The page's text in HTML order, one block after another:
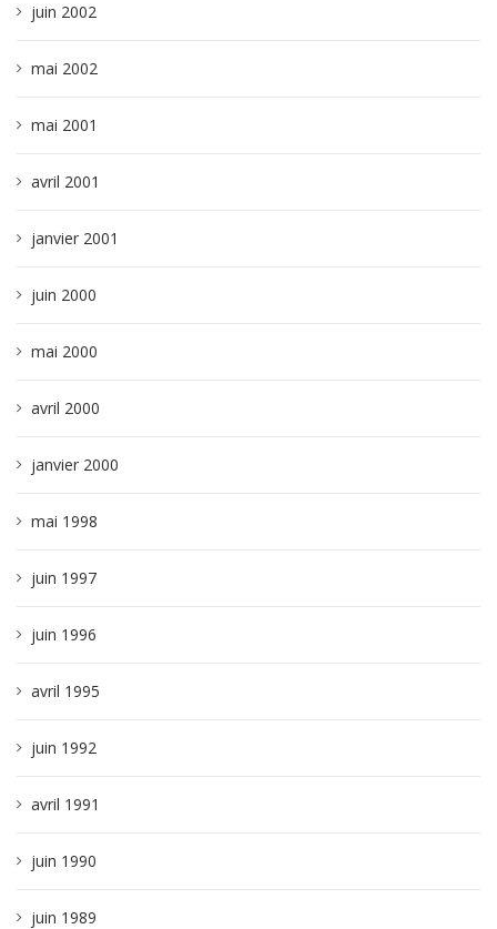
juin 2002
mai 2002
mai 2001
avril 2001
janvier 2001
juin 2000
mai 2000
avril 2000
janvier 2000
mai 1998
juin 1997
juin 1996
avril 1995
juin 1992
avril 1991
juin 1990
juin 1989